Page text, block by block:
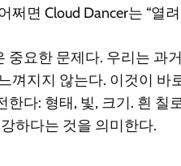
쩌면 Cloud Dancer는 “열
중요한 문제다. 우리는 과
껴지지 않는다. 이것이 바
한다: 형태, 빛, 크기. 흰
하다는 것을 의미한다.